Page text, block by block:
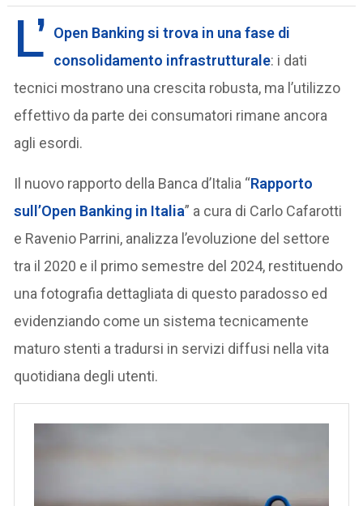
L’ Open Bankingsi trova in una fase di
consolidamento infrastrutturale: i dati
tecnici mostrano una crescita robusta, ma l’utilizzo
effettivo da parte dei consumatori rimane ancora
agli esordi.
Il nuovo rapporto della Banca d’Italia “Rapporto
sull’Open Banking in Italia” a cura di Carlo Cafarotti
e Ravenio Parrini, analizza l’evoluzione del settore
tra il 2020 e il primo semestre del 2024, restituendo
una fotografia dettagliata di questo paradosso ed
evidenziando come un sistema tecnicamente
maturo stenti a tradursi in servizi diffusi nella vita
quotidiana degli utenti.